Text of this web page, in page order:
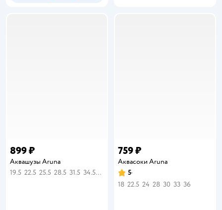
899 ₽
Аквашузы Aruna
19.5 22.5 25.5 28.5 31.5 34.5 36
759 ₽
Аквасоки Aruna
Рейтинг:
5
18 22.5 24 28 30 33 36